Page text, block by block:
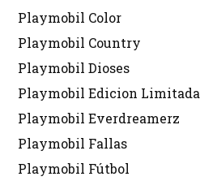
Playmobil Color
Playmobil Country
Playmobil Dioses
Playmobil Edicion Limitada
Playmobil Everdreamerz
Playmobil Fallas
Playmobil Fútbol